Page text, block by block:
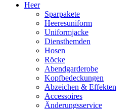
Heer
Sparpakete
Heeresuniform
Uniformjacke
Diensthemden
Hosen
Röcke
Abendgarderobe
Kopfbedeckungen
Abzeichen & Effekten
Accessoires
Änderungsservice